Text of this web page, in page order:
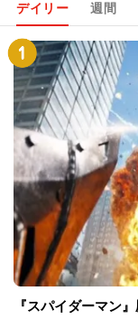
デイリー 週間
『スパイダーマン